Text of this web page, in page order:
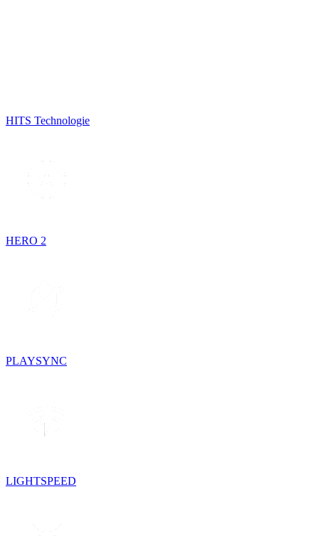
HITS Technologie
HERO 2
PLAYSYNC
LIGHTSPEED